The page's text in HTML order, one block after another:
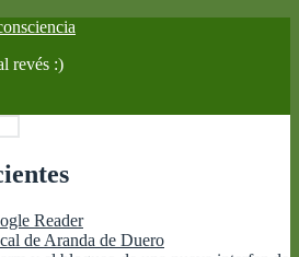
revés :)
Reader
de Aranda de Duero